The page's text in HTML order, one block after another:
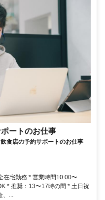
ートのお仕事
食店の予約サポートのお仕事
在宅勤務 * 営業時間10:00〜
* 推奨：13〜17時の間 * 土日祝
、...